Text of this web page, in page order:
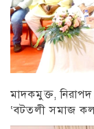
মাদকমুক্ত, নিরাপদ
‘বটতলী সমাজ